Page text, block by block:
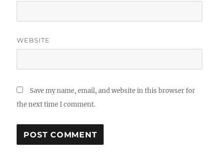
WEBSITE
Save my name, email, and website in this browser for
the next time I comment.